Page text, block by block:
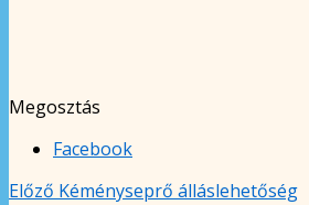
Megosztás
Facebook
Előző Kéményseprő álláslehetőség